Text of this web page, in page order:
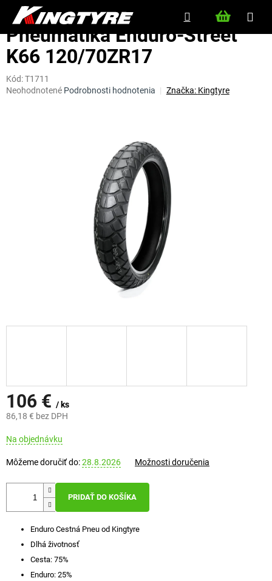
Pneumatika Enduro-Street
K66 120/70ZR17
Kód:T1711
Priemerné
Neohodnotené Podrobnosti hodnotenia Značka: Kingtyre
106 € / ks
86,18 € bez DPH
Jednotková
cena:
Na objednávku
Môžeme doručiť do:28.8.2026 Možnosti doručenia
PRIDAŤ DO KOŠÍKA
Enduro Cestná Pneu od Kingtyre
Dlhá životnosť
Cesta: 75%
Enduro: 25%